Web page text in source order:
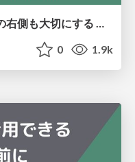
ホリスティックテスティングの右側も大切にする 〜2つの[はか]る〜 / Holistic Testing: Right Side Matters
0 1.9k